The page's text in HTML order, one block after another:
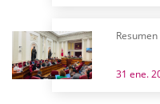
31 ene.